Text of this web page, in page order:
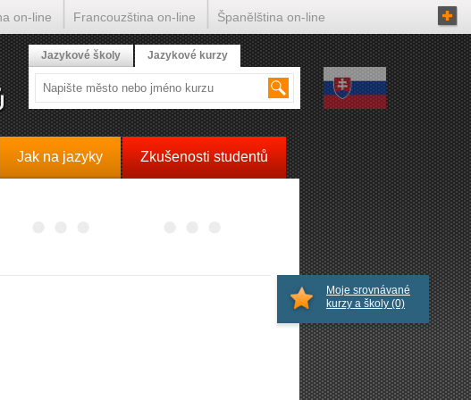
Jak na jazyky Zkušenosti studentů
Moje srovnávané
kurzy a školy (0)
Jazykové školy Jazykové kurzy
on-line Francouzština on-line Španělština on-line